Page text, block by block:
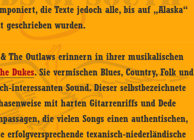
die Texte jedoch alle, bis auf „Alaska“
geschrieben wurden.
The Outlaws erinnern in ihrer musikalischen
Dukes. Sie vermischen Blues, Country, Folk und
interessanten Sound. Dieser selbstbezeichnete
mit harten Gitarrenriffs und Dede
die vielen Songs einen authentischen,
erfolgversprechende texanisch-niederländische